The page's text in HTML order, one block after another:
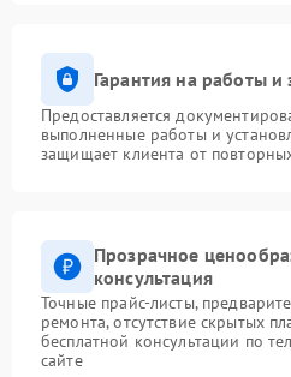
Гарантия на работы и
Предоставляется
выполненные работы и
защищает клиента от
Прозрачное
консультация
Точные прайс-листы,
ремонта, отсутствие скрытых
бесплатной консультации по
сайте